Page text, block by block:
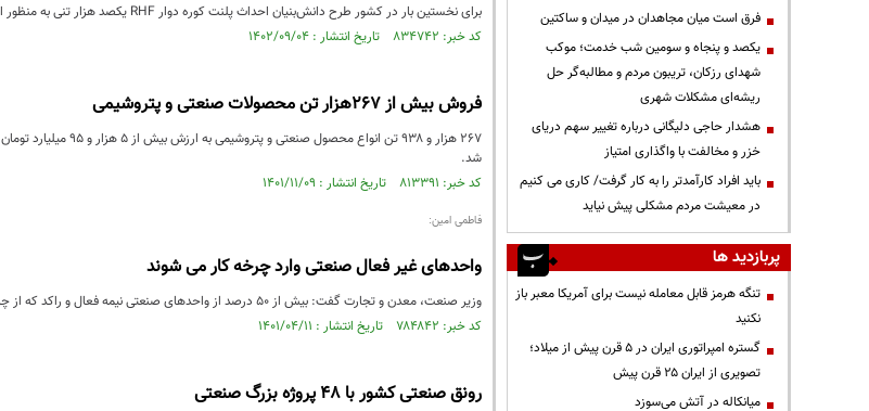
برای نخستین بار در کشور طرح دانش‌بنیان احداث پلنت کوره دوار RHF یکصد هزار تنی به منظور استفاده از ضایعات و جهت ایجاد ارزش افزوده...
کد خبر: ۸۳۴۷۴۲ تاریخ انتشار : ۱۴۰۲/۰۹/۰۴
فروش بیش از 267هزار تن محصولات صنعتی و پتروشیمی
شد.
کد خبر: ۸۱۳۳۹۱ تاریخ انتشار : ۱۴۰۱/۱۱/۰۹
فاطمی امین:
واحدهای غیر فعال صنعتی وارد چرخه کار می شوند
وزیر صنعت، معدن و تجارت گفت: بیش از ۵۰ درصد از واحد‌های صنعتی نیمه فعال و راکد که از چرخه کار خارج شده بودند، فعال می‌شوند.
کد خبر: ۷۸۴۸۴۲ تاریخ انتشار : ۱۴۰۱/۰۴/۱۱
رونق صنعتی کشور با 48 پروژه بزرگ صنعتی
فرق است میان مجاهدان در میدان و ساکتین
یکصد و پنجاه و سومین شب خدمت؛ موکب
شهدای رزکان، تریبون مردم و مطالبه‌گر حل
ریشه‌ای مشکلات شهری
هشدار حاجی دلیگانی درباره تغییر سهم دریای
خزر و مخالفت با واگذاری امتیاز
باید افراد کارآمدتر را به کار گرفت/ کاری می کنیم
در معیشت مردم مشکلی پیش نیاید
پربازدید ها
تنگه هرمز قابل معامله نیست برای آمریکا معبر باز
نکنید
گستره امپراتوری ایران در ۵ قرن پیش از میلاد؛
تصویری از ایران ۲۵ قرن پیش
میانکاله در آتش می‌سوزد